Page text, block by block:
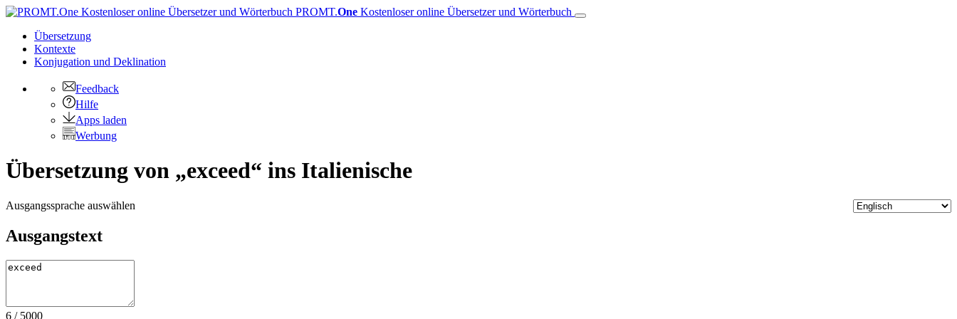
PROMT.One Kostenloser online Übersetzer und Wörterbuch
Übersetzung
Kontexte
Konjugation und Deklination
Feedback
Hilfe
Apps laden
Werbung
Übersetzung von „exceed“ ins Italienische
Ausgangssprache auswählen
Ausgangstext
6 / 5000